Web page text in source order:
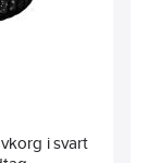
i svart